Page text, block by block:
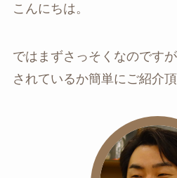
こんにちは。
ではまずさっそくなのです
されているか簡単にご紹介